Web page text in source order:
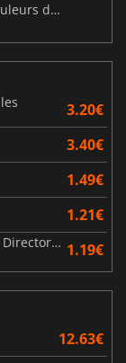
Microsoft lance des manettes Xbox aux couleurs de The Witcher 3 : Wild Hunt
3.20€
3.40€
1.49€
1.21€
The Witcher Enhanced Edition Director's Cut 1.19€
12.63€